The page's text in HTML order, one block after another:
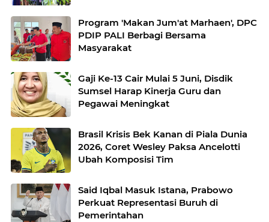
Program 'Makan Jum'at Marhaen', DPC
PDIP PALI Berbagi Bersama
Masyarakat
Gaji Ke-13 Cair Mulai 5 Juni, Disdik
Sumsel Harap Kinerja Guru dan
Pegawai Meningkat
Brasil Krisis Bek Kanan di Piala Dunia
2026, Coret Wesley Paksa Ancelotti
Ubah Komposisi Tim
Said Iqbal Masuk Istana, Prabowo
Perkuat Representasi Buruh di
Pemerintahan